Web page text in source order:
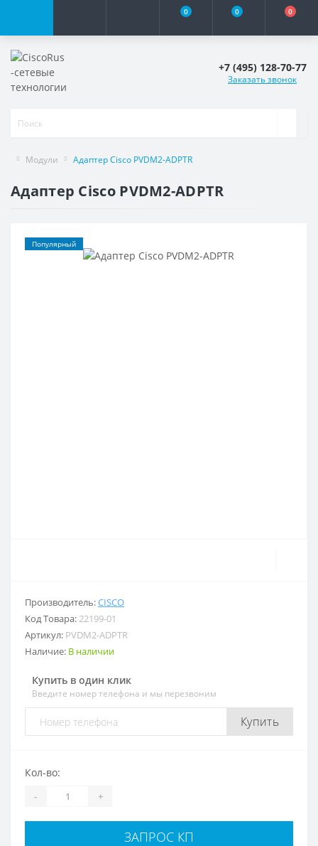
0 0 0
+7 (495) 128-70-77
Заказать звонок
Модули Адаптер Cisco PVDM2-ADPTR
Адаптер Cisco PVDM2-ADPTR
Популярный
Производитель:CISCO
Код Товара:22199-01
Артикул: PVDM2-ADPTR
Наличие: В наличии
Купить в один клик
Введите номер телефона и мы перезвоним
Купить
Кол-во:
- +
ЗАПРОС КП